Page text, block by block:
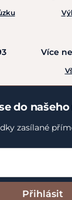
Více
do
zasílané
Přihlásit